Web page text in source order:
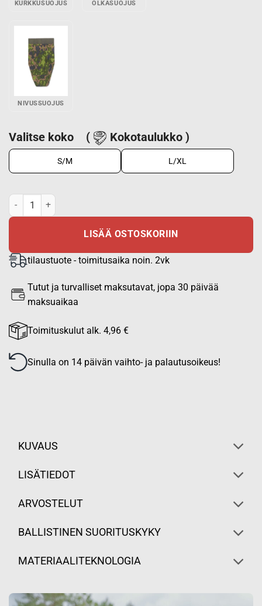
KURKKUSUOJUS OLKASUOJUS
NIVUSSUOJUS
Valitse koko ( Kokotaulukko )
S/M L/XL
PGD FRAG taktisen liivin kaulasuojus M05 määrä
LISÄÄ OSTOSKORIIN
tilaustuote - toimitusaika noin. 2vk
Tutut ja turvalliset maksutavat, jopa 30 päivää
maksuaikaa
Toimituskulut alk. 4,96 €
Sinulla on 14 päivän vaihto- ja palautusoikeus!
KUVAUS
LISÄTIEDOT
ARVOSTELUT
BALLISTINEN SUORITUSKYKY
MATERIAALITEKNOLOGIA